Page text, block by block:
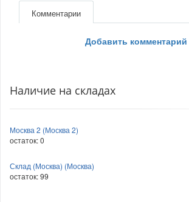
Комментарии
Добавить комментарий
Наличие на складах
Москва 2 (Москва 2)
остаток:0
Склад (Москва) (Москва)
остаток:99